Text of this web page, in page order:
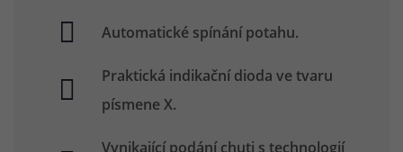
Automatické spínání potahu.
Praktická indikační dioda ve tvaru
písmene X.
Vynikající podání chuti s technologií